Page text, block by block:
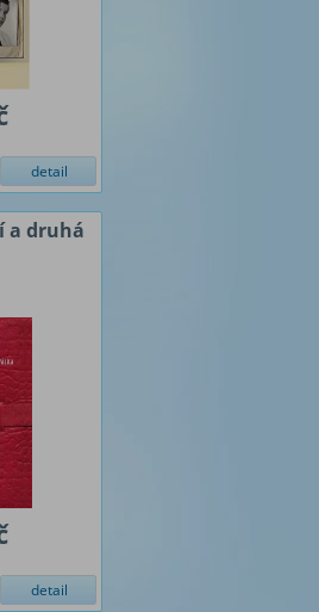
detail
a druhá
detail